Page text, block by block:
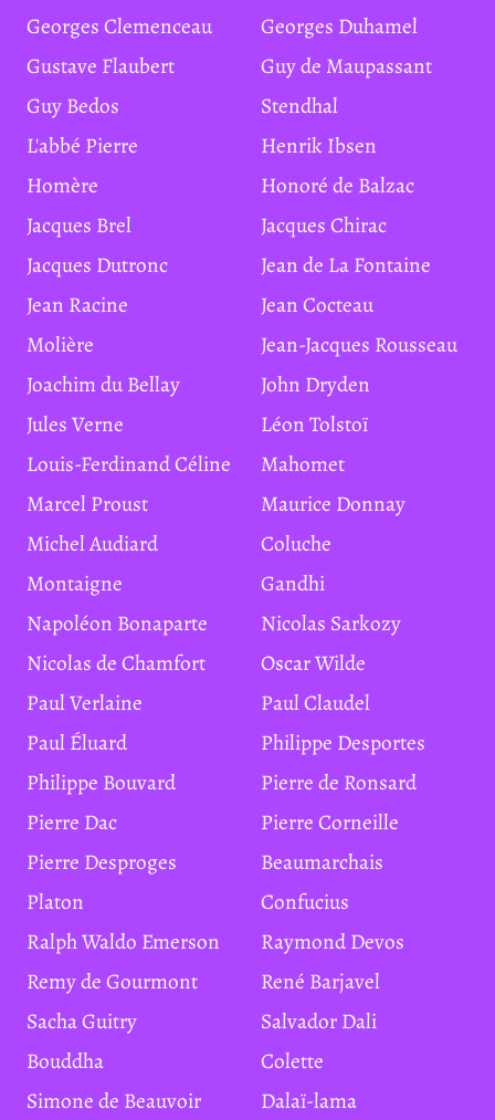
Georges Clemenceau
Georges Duhamel
Gustave Flaubert
Guy de Maupassant
Guy Bedos
Stendhal
L'abbé Pierre
Henrik Ibsen
Homère
Honoré de Balzac
Jacques Brel
Jacques Chirac
Jacques Dutronc
Jean de La Fontaine
Jean Racine
Jean Cocteau
Molière
Jean-Jacques Rousseau
Joachim du Bellay
John Dryden
Jules Verne
Léon Tolstoï
Louis-Ferdinand Céline
Mahomet
Marcel Proust
Maurice Donnay
Michel Audiard
Coluche
Montaigne
Gandhi
Napoléon Bonaparte
Nicolas Sarkozy
Nicolas de Chamfort
Oscar Wilde
Paul Verlaine
Paul Claudel
Paul Éluard
Philippe Desportes
Philippe Bouvard
Pierre de Ronsard
Pierre Dac
Pierre Corneille
Pierre Desproges
Beaumarchais
Platon
Confucius
Ralph Waldo Emerson
Raymond Devos
Remy de Gourmont
René Barjavel
Sacha Guitry
Salvador Dali
Bouddha
Colette
Simone de Beauvoir
Dalaï-lama